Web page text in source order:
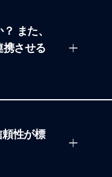
また、
させる
性が標